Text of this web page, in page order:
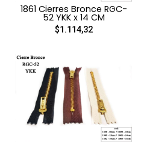
1861 Cierres Bronce RGC-
52 YKK x 14 CM
$1.114,32